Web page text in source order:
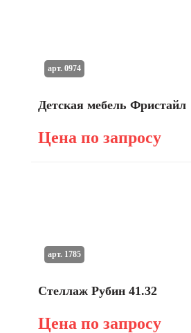
Детская мебель Фристайл
Цена по запросу
арт. 0974
Стеллаж Рубин 41.32
Цена по запросу
арт. 1785